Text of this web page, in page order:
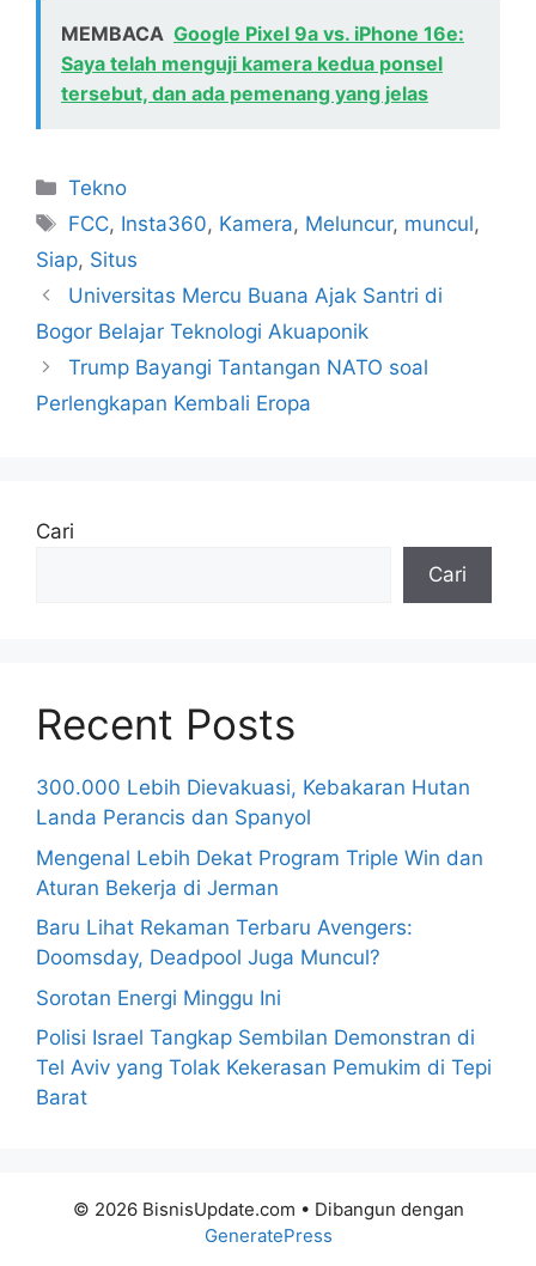
MEMBACA Google Pixel 9a vs. iPhone 16e:
Saya telah menguji kamera kedua ponsel
tersebut, dan ada pemenang yang jelas
Kategori
Tekno
Tag
FCC, Insta360, Kamera, Meluncur, muncul,
Siap, Situs
Universitas Mercu Buana Ajak Santri di
Bogor Belajar Teknologi Akuaponik
Trump Bayangi Tantangan NATO soal
Perlengkapan Kembali Eropa
Cari
Cari
Recent Posts
300.000 Lebih Dievakuasi, Kebakaran Hutan
Landa Perancis dan Spanyol
Mengenal Lebih Dekat Program Triple Win dan
Aturan Bekerja di Jerman
Baru Lihat Rekaman Terbaru Avengers:
Doomsday, Deadpool Juga Muncul?
Sorotan Energi Minggu Ini
Polisi Israel Tangkap Sembilan Demonstran di
Tel Aviv yang Tolak Kekerasan Pemukim di Tepi
Barat
© 2026 BisnisUpdate.com • Dibangun dengan
GeneratePress